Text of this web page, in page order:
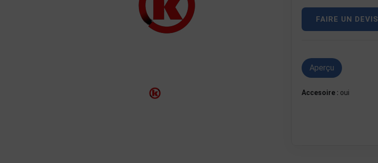
FAIRE UN DEVIS
Aperçu
Accesoire : oui